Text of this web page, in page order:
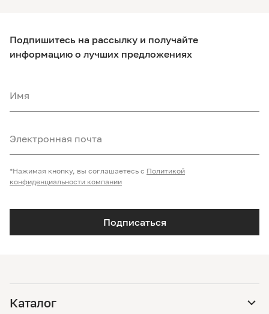
Подпишитесь на рассылку и получайте
информацию о лучших предложениях
Имя
Электронная почта
Подписаться
*Нажимая кнопку, вы соглашаетесь с Политикой
конфиденциальности компании
Каталог